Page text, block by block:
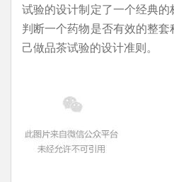
试验的设计制定了一个经典
判断一个药物是否有效的整
己做品茶试验的设计准则。